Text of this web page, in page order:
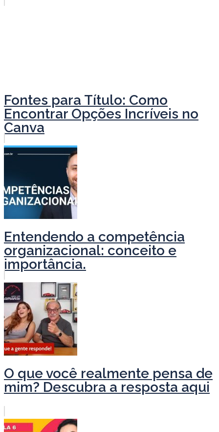
Fontes para Título: Como
Encontrar Opções Incríveis no
Canva
Entendendo a competência
organizacional: conceito e
importância.
O que você realmente pensa de
mim? Descubra a resposta aqui